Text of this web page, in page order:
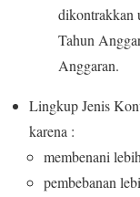
dikontrakkan
Tahun
Anggaran.
Lingkup Jenis
karena :
membenani
pembebanan